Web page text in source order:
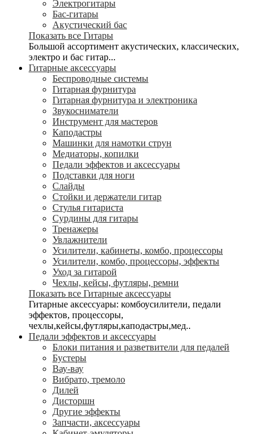
Электрогитары
Бас-гитары
Акустический бас
Показать все Гитары
Большой ассортимент акустических, классических,
электро и бас гитар...
Гитарные аксессуары
Беспроводные системы
Гитарная фурнитура
Гитарная фурнитура и электроника
Звукосниматели
Инструмент для мастеров
Каподастры
Машинки для намотки струн
Медиаторы, копилки
Педали эффектов и аксессуары
Подставки для ноги
Слайды
Стойки и держатели гитар
Стулья гитариста
Сурдины для гитары
Тренажеры
Увлажнители
Усилители, кабинеты, комбо, процессоры
Усилители, комбо, процессоры, эффекты
Уход за гитарой
Чехлы, кейсы, футляры, ремни
Показать все Гитарные аксессуары
Гитарные аксессуары: комбоусилители, педали
эффектов, процессоры,
чехлы,кейсы,футляры,каподастры,мед..
Педали эффектов и аксессуары
Блоки питания и разветвители для педалей
Бустеры
Вау-вау
Вибрато, тремоло
Дилей
Дисторшн
Другие эффекты
Запчасти, аксессуары